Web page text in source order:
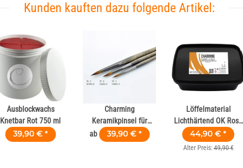
Kunden kauften dazu folgende Artikel:
Ausblockwachs
Knetbar Rot 750 ml
39,90 € *
Charming
Keramikpinsel für
Zahntechnik & Dental
ab 39,90 € *
Löffelmaterial
Lichthärtend OK Rosa
50 Stk
44,90 € *
Alter Preis:49,90 €